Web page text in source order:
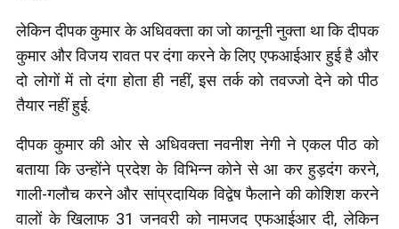
लेकिन दीपक कुमार के अधिवक्ता का जो कानूनी नुक्ता था कि दीपक
कुमार और विजय रावत पर दंगा करने के लिए एफआईआर हुई है और
दो लोगों में तो दंगा होता ही नहीं, इस तर्क को तवज्जो देने को पीठ
तैयार नहीं हुई.
दीपक कुमार की ओर से अधिवक्ता नवनीश नेगी ने एकल पीठ को
बताया कि उन्होंने प्रदेश के विभिन्न कोने से आ कर हुड़दंग करने,
गाली-गलौच करने और सांप्रदायिक विद्वेष फैलाने की कोशिश करने
वालों के खिलाफ 31 जनवरी को नामजद एफआईआर दी, लेकिन